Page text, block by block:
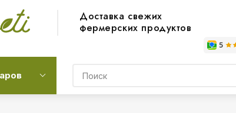
Доставка свежих
фермерских продуктов